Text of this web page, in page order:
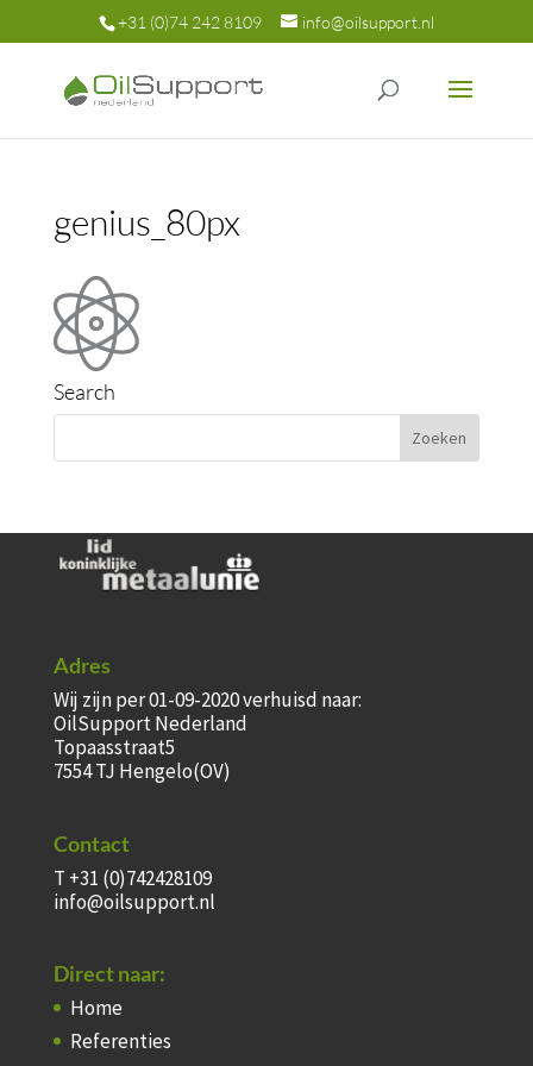
+31 (0)74 242 8109 info@oilsupport.nl
genius_80px
Search
Adres
Wij zijn per 01-09-2020 verhuisd naar:
OilSupport Nederland
Topaasstraat5
7554 TJ Hengelo(OV)
Contact
T +31 (0)742428109
info@oilsupport.nl
Direct naar:
Home
Referenties